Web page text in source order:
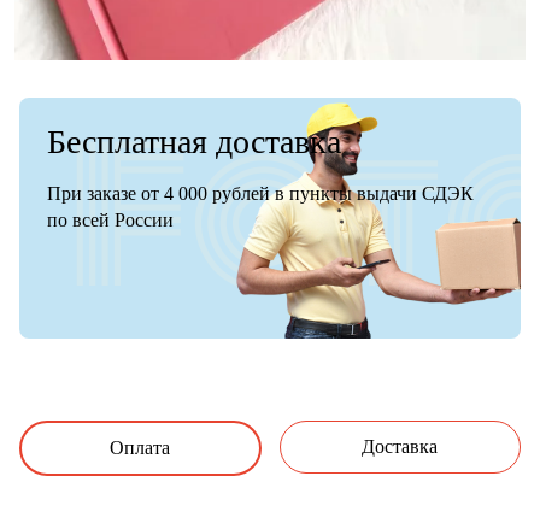
Бесплатная доставка
При заказе от 4 000 рублей в пункты выдачи СДЭК
по всей России
Оплата Доставка